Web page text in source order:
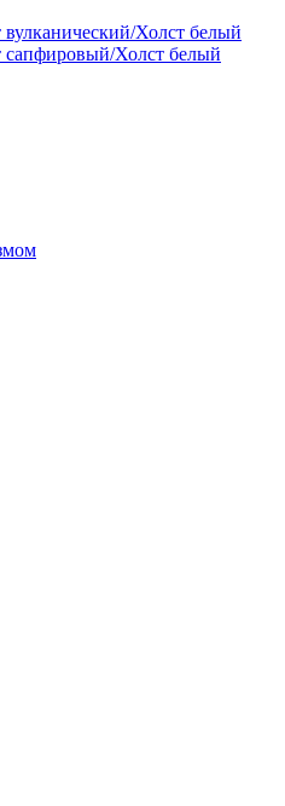
Холст белый
Холст белый